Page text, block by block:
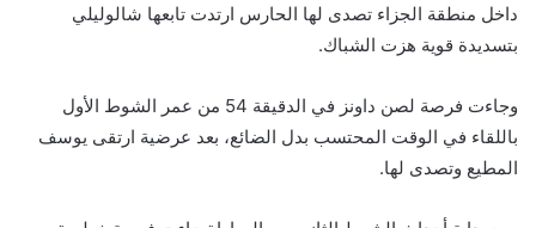
داخل منطقة الجزاء تصدى لها الحارس ارتدت تابعها شالوليلي
بتسديدة قوية هزت الشباك.
وجاءت فرصة لصن داونز في الدقيقة 54 من عمر الشوط الأول
باللقاء في الوقت المحتسب بدل الضائع، بعد عرضية ارتقى يوسف
المطيع وتصدى لها.